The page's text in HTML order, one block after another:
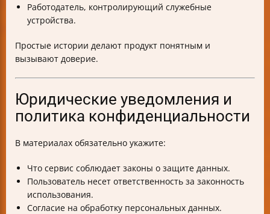
Работодатель, контролирующий служебные
устройства.
Простые истории делают продукт понятным и
вызывают доверие.
Юридические уведомления и
политика конфиденциальности
В материалах обязательно укажите:
Что сервис соблюдает законы о защите данных.
Пользователь несет ответственность за законность
использования.
Согласие на обработку персональных данных.